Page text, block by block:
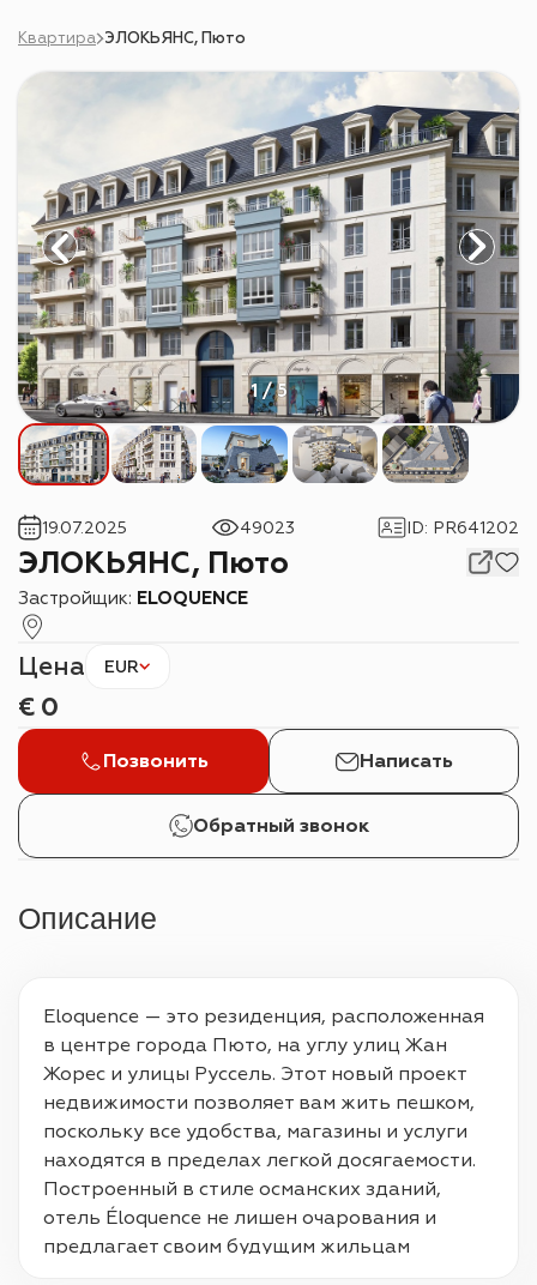
Квартира ЭЛОКЬЯНС, Пюто
1 / 5
ЭЛОКЬЯНС, Пюто
Застройщик: ELOQUENCE
19.07.2025 49023 ID: PR641202
Цена EUR
€ 0
Позвонить Написать
Обратный звонок
Описание
Eloquence — это резиденция, расположенная
в центре города Пюто, на углу улиц Жан
Жорес и улицы Руссель. Этот новый проект
недвижимости позволяет вам жить пешком,
поскольку все удобства, магазины и услуги
находятся в пределах легкой досягаемости.
Построенный в стиле османских зданий,
отель Éloquence не лишен очарования и
предлагает своим будущим жильцам